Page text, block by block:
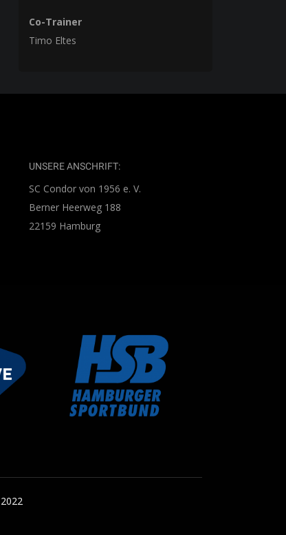
Co-Trainer
Timo Eltes
UNSERE ANSCHRIFT:
SC Condor von 1956 e. V.
Berner Heerweg 188
22159 Hamburg